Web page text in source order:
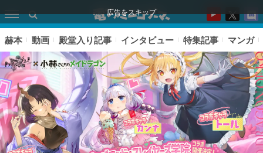
広告をスキップ
赫本 動画 殿堂入り記事 インタビュー 特集記事 マンガ